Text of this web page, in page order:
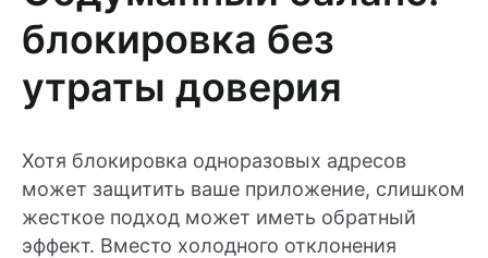
блокировка без
утраты доверия
Хотя блокировка одноразовых адресов
может защитить ваше приложение, слишком
жесткое подход может иметь обратный
эффект. Вместо холодного отклонения